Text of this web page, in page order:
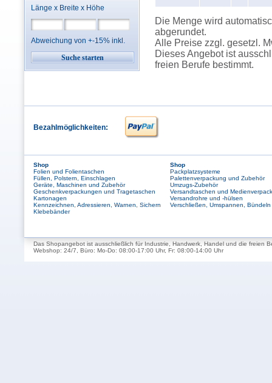
Die Menge wird
abgerundet.
Alle Preise zzgl. gesetzl.
Dieses Angebot ist
freien Berufe bestimmt.
Länge x Breite x Höhe
Abweichung von +-15% inkl.
Bezahlmöglichkeiten:
Shop
Folien und Folientaschen
Füllen, Polstern, Einschlagen
Geräte, Maschinen und Zubehör
Geschenkverpackungen und Tragetaschen
Kartonagen
Kennzeichnen, Adressieren, Warnen, Sichern
Klebebänder
Shop
Packplatzsysteme
Palettenverpackung und Zubehör
Umzugs-Zubehör
Versandtaschen und
Versandrohre und -hülsen
Verschließen, Umspannen, Bündeln
Das Shopangebot ist ausschließlich für Industrie, Handwerk, Handel und die freien
Webshop: 24/7, Büro: Mo-Do: 08:00-17:00 Uhr, Fr: 08:00-14:00 Uhr